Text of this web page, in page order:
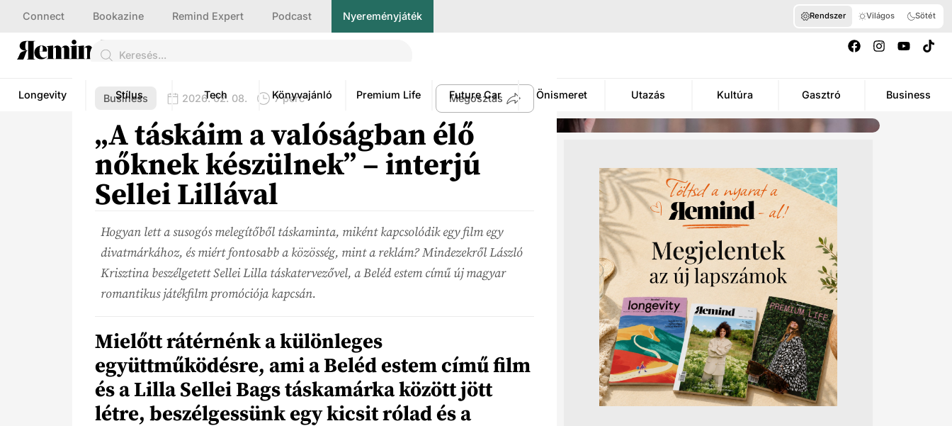
Connect Bookazine Remind Expert Podcast Nyereményjáték Rendszer Világos Sötét
Longevity Stílus Tech Könyvajánló Premium Life Future Car Önismeret Utazás Kultúra Gasztró Business
Business 2026. 02. 08. 7 perc Megosztás
„A táskáim a valóságban élő
nőknek készülnek” – interjú
Sellei Lillával
Hogyan lett a susogós melegítőből táskaminta, miként kapcsolódik egy film egy
divatmárkához, és miért fontosabb a közösség, mint a reklám? Mindezekről László
Krisztina beszélgetett Sellei Lilla táskatervezővel, a Beléd estem című új magyar
romantikus játékfilm promóciója kapcsán.
Mielőtt rátérnénk a különleges
együttműködésre, ami a Beléd estem című film
és a Lilla Sellei Bags táskamárka között jött
létre, beszélgessünk egy kicsit rólad és a